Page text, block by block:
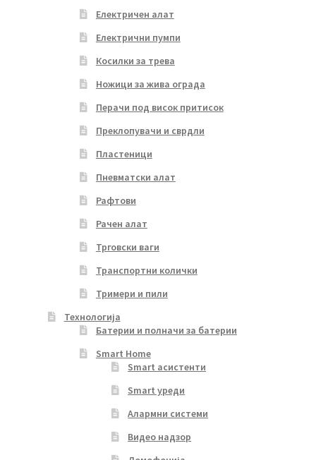
Електричен алат
Електрични пумпи
Косилки за трева
Ножици за жива ограда
Перачи под висок притисок
Преклопувачи и сврдли
Пластеници
Пневматски алат
Рафтови
Рачен алат
Трговски ваги
Транспортни колички
Тримери и пили
Технологија
Батерии и полначи за батерии
Smart Home
Smart асистенти
Smart уреди
Алармни системи
Видео надзор